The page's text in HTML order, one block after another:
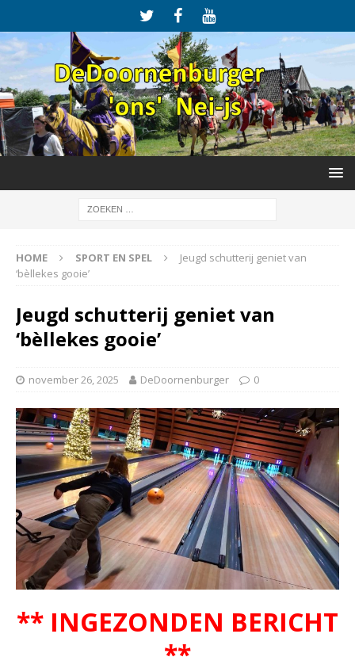
HOME SPORT EN SPEL
Jeugd schutterij geniet van
‘bèllekes gooie’
Jeugd schutterij geniet van
‘bèllekes gooie’
november 26, 2025 DeDoornenburger 0
** INGEZONDEN BERICHT
**